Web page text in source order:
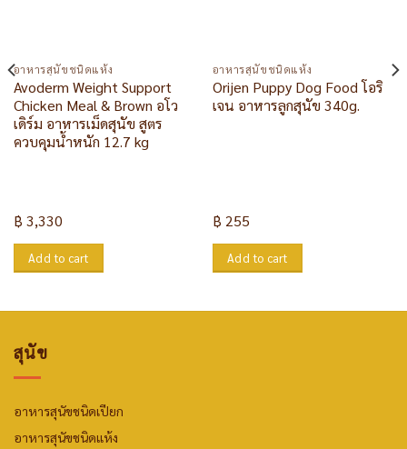
อาหารสุนัขชนิดแห้ง
Avoderm Weight Support
Chicken Meal & Brown อโว
เดิร์ม อาหารเม็ดสุนัข สูตร
ควบคุมน้ำหนัก 12.7 kg
฿ 3,330
Add to cart
อาหารสุนัขชนิดแห้ง
Orijen Puppy Dog Food โอริ
เจน อาหารลูกสุนัข 340g.
฿ 255
Add to cart
สุนัข
อาหารสุนัขชนิดเปียก
อาหารสุนัขชนิดแห้ง